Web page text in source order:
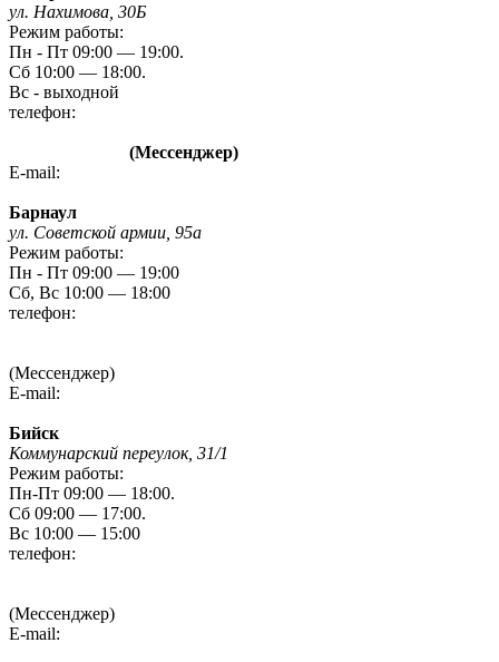
ул. Нахимова, 30Б
Режим работы:
Пн - Пт 09:00 — 19:00.
Сб 10:00 — 18:00.
Вс - выходной
телефон:
(Мессенджер)
E-mail:
Барнаул
ул. Советской армии, 95а
Режим работы:
Пн - Пт 09:00 — 19:00
Сб, Вс 10:00 — 18:00
телефон:
(Мессенджер)
E-mail:
Бийск
Коммунарский переулок, 31/1
Режим работы:
Пн-Пт 09:00 — 18:00.
Сб 09:00 — 17:00.
Вс 10:00 — 15:00
телефон:
(Мессенджер)
E-mail: